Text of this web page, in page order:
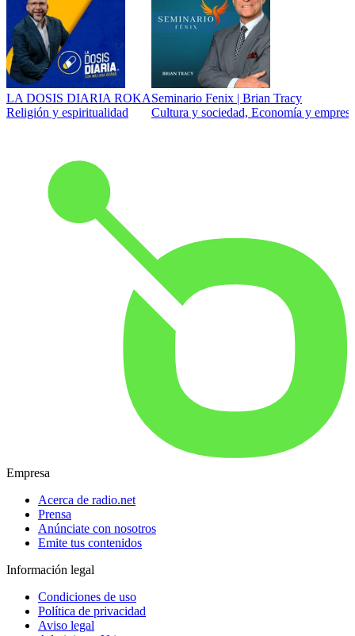
LA DOSIS DIARIA ROKA
Religión y espiritualidad
Seminario Fenix | Brian Tracy
Cultura y sociedad, Economía y
Empresa
Acerca de radio.net
Prensa
Anúnciate con nosotros
Emite tus contenidos
Información legal
Condiciones de uso
Política de privacidad
Aviso legal